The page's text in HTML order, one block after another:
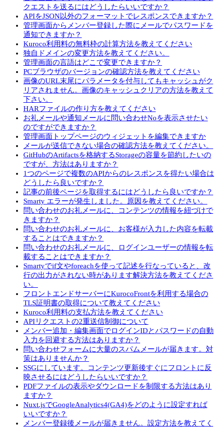
クエストを送るにはどうしたらいいですか？
APIをJSON以外のフォーマットでレスポンスできますか？
管理画面からメンバー登録した際にメールでパスワードを
通知できますか？
Kuroco利用料の無料枠の計算方法を教えてください
独自ドメインの変更方法を教えてください。
管理画面の言語はどこで変更できますか？
PCブラウザのバージョンの確認方法を教えてください
画像のURL末尾にパラメータを付与してもキャッシュがク
リアされません。画像のキャッシュクリアの方法を教えて
下さい。
HARファイルの作り方を教えてください
お礼メールや通知メールに問い合わせNoを表示させたい
のですができますか？
管理画面トップページのウィジェットを編集できますか
メールが送信できない場合の確認方法を教えてください。
GitHubのArtifactsを格納するStorageの容量を節約したいの
ですが、方法はありますか？
1つのページで複数のAPIからのレスポンスを得たい場合は
どうしたら良いですか？
記事の前後ページを取得するにはどうしたら良いですか？
Smarty エラーが発生しました。原因を教えてください。
問い合わせのお礼メールに、コンテンツの情報を紐づけで
きますか？
問い合わせのお礼メールに、お客様が入力した内容を転載
することはできますか？
問い合わせのお礼メールに、ログインユーザーの情報を転
載することはできますか？
Smartyでif文やforeachを使って記述を行なっていると、改
行の出力がされない時があります解決方法を教えてくださ
い。
フロントエンドサーバーにKurocoFrontを利用する場合の
TLS証明書の取得について教えてください
Kuroco利用料の支払方法を教えてください
APIリクエストの2重送信制御について
メンバー追加・編集画面でログインIDとパスワードの自動
入力を回避する方法はありますか？
問い合わせフォームに大量のスパムメールが届きます。対
策はありませんか？
SSGにしています。コンテンツ更新後すぐにフロントに反
映させるにはどうしたらいいですか？
PDFファイルの表示やダウンロードを制限する方法はあり
ますか？
Nuxt.jsでGoogleAnalytics4(GA4)をどのように設定すれば
いいですか？
メンバー登録後メールが届きません。設定方法を教えてく